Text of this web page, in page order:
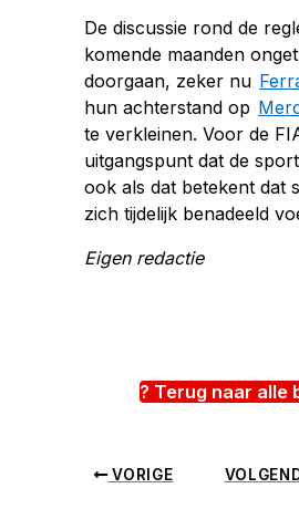
De discussie rond de
komende maanden
doorgaan, zeker nu
hun achterstand op
te verkleinen. Voor de
uitgangspunt dat de
ook als dat betekent dat
zich tijdelijk benadeeld
Eigen redactie
? Terug naar alle
VORIGE